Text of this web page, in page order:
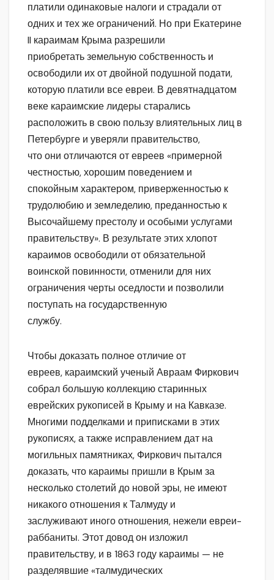
платили одинаковые налоги и страдали от
одних и тех же ограничений. Но при Екатерине
II караимам Крыма разрешили
приобретать земельную собственность и
освободили их от двойной подушной подати,
которую платили все евреи. В девятнадцатом
веке караимские лидеры старались
расположить в свою пользу влиятельных лиц в
Петербурге и уверяли правительство,
что они отличаются от евреев «примерной
честностью, хорошим поведением и
спокойным характером, приверженностью к
трудолюбию и земледелию, преданностью к
Высочайшему престолу и особыми услугами
правительству». В результате этих хлопот
караимов освободили от обязательной
воинской повинности, отменили для них
ограничения черты оседлости и позволили
поступать на государственную
службу.
Чтобы доказать полное отличие от
евреев, караимский ученый Авраам Фиркович
собрал большую коллекцию старинных
еврейских рукописей в Крыму и на Кавказе.
Многими подделками и приписками в этих
рукописях, а также исправлением дат на
могильных памятниках, Фиркович пытался
доказать, что караимы пришли в Крым за
несколько столетий до новой эры, не имеют
никакого отношения к Талмуду и
заслуживают иного отношения, нежели евреи-
раббаниты. Этот довод он изложил
правительству, и в 1863 году караимы — не
разделявшие «талмудических